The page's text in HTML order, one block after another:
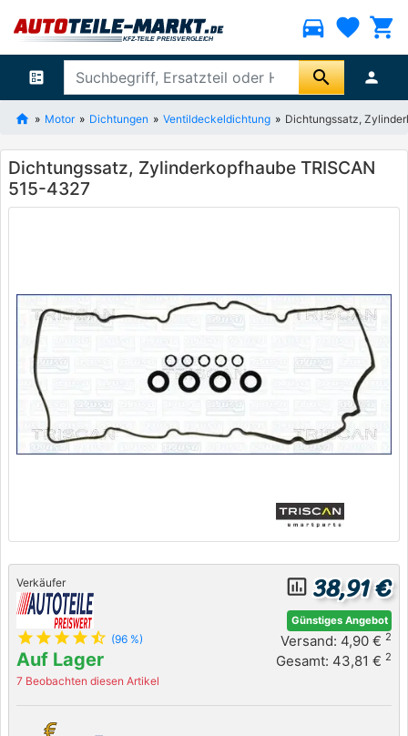
directions_car favorite shopping_cart
ballot search person
Motor Dichtungen Ventildeckeldichtung Dichtungssatz,
Dichtungssatz, Zylinderkopfhaube TRISCAN
515-4327
Verkäufer
star star star star star_half (96 %)
Auf Lager
7 Beobachten diesen Artikel
insert_chart_outlined 38,91 €
Günstiges Angebot
Versand: 4,90 € 2
Gesamt: 43,81 € 2